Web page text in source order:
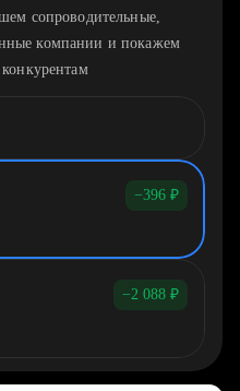
сопроводительные,
компании и покажем
−396 ₽
−2 088 ₽